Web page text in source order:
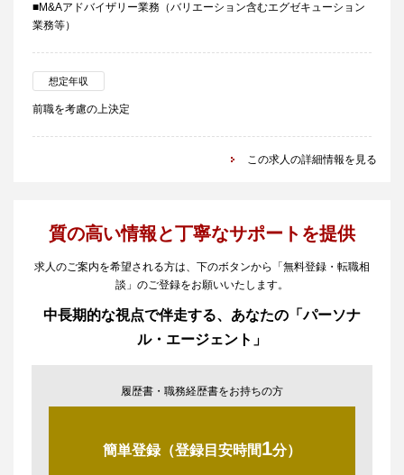
■M&Aアドバイザリー業務（バリエーション含むエグゼキューション
業務等）
想定年収
前職を考慮の上決定
この求人の詳細情報を見る
質の高い情報と丁寧なサポートを提供
求人のご案内を希望される方は、下のボタンから「無料登録・転職相
談」のご登録をお願いいたします。
中長期的な視点で伴走する、あなたの「パーソナ
ル・エージェント」
履歴書・職務経歴書をお持ちの方
簡単登録（登録目安時間1分）